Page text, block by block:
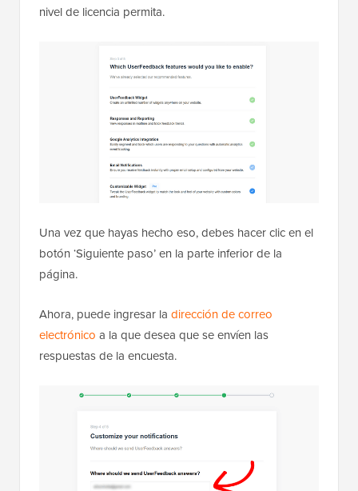
nivel de licencia permita.
Una vez que hayas hecho eso, debes hacer clic en el
botón ‘Siguiente paso’ en la parte inferior de la
página.
Ahora, puede ingresar la dirección de correo
electrónico a la que desea que se envíen las
respuestas de la encuesta.